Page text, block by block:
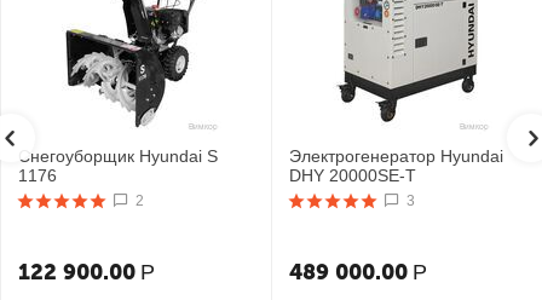
Снегоуборщик Hyundai S
1176
2
122 900.00 Р
Электрогенератор Hyundai
DHY 20000SE-T
3
489 000.00 Р